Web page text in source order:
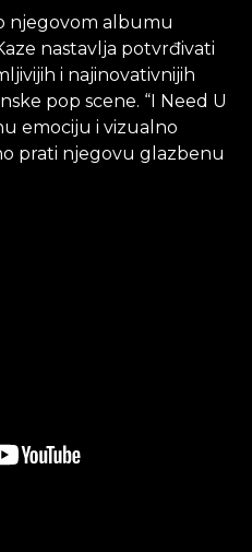
njegovom albumu
nastavlja potvrđivati
i najinovativnijih
pop scene. “I Need U
emociju i vizualno
prati njegovu glazbenu